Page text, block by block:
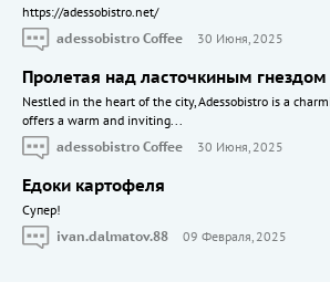
https://adessobistro.net/
adessobistro Coffee
30 Июня, 2025
Пролетая над ласточкиным гнездом
Nestled in the heart of the city, Adessobistro is a
offers a warm and inviting...
adessobistro Coffee
30 Июня, 2025
Едоки картофеля
Cупер!
ivan.dalmatov.88
09 Февраля, 2025